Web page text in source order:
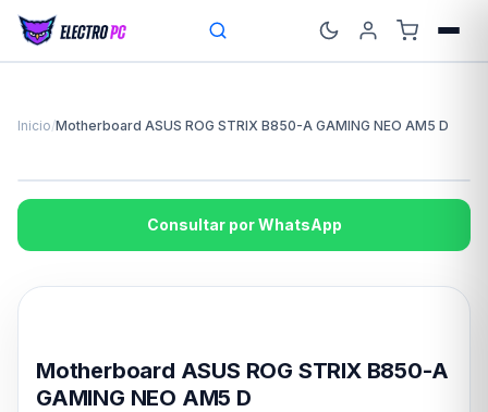
Inicio/Motherboard ASUS ROG STRIX B850-A GAMING NEO AM5 D
Consultar por WhatsApp
Motherboard ASUS ROG STRIX B850-A
GAMING NEO AM5 D